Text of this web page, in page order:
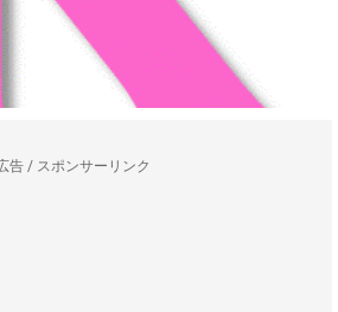
告 / スポンサーリンク